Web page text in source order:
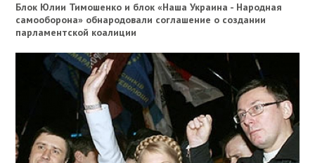
Блок Юлии Тимошенко и блок «Наша Украина - Народная
самооборона» обнародовали соглашение о создании
парламентской коалиции